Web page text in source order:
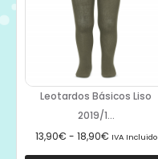
Leotardos Básicos Liso
2019/1...
13,90€ - 18,90€ IVA Incluido